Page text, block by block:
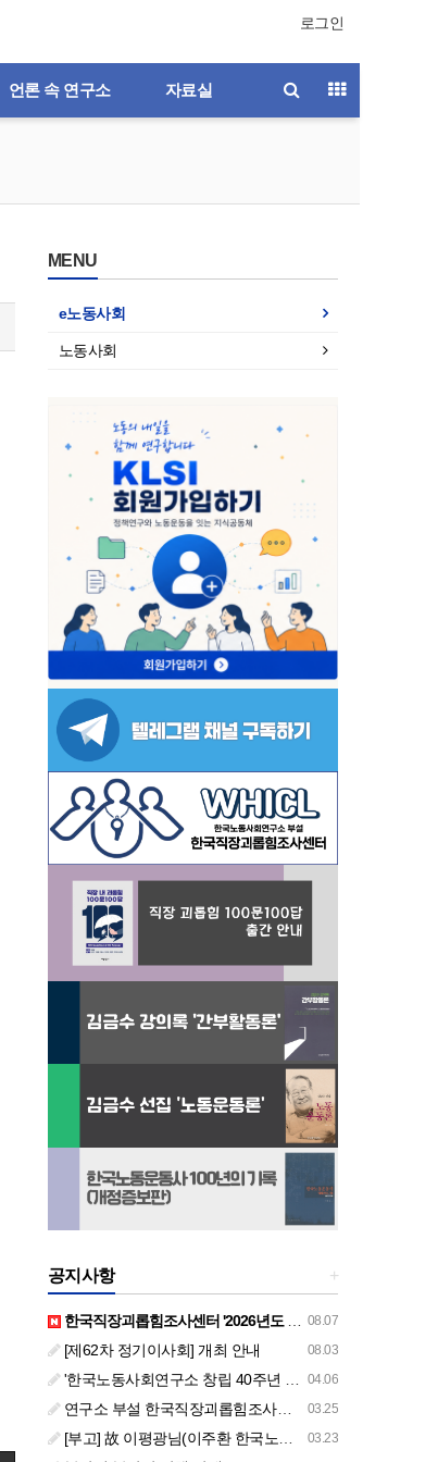
로그인
언론 속 연구소 자료실
MENU
e노동사회
노동사회
+
공지사항
08.07
한국직장괴롭힘조사센터 '2026년도 하반기 주요 사업 안내' (교육/컨설팅)
08.03
[제62차 정기이사회] 개최 안내
04.06
'한국노동사회연구소 창립 40주년 기념 행사 안내'
03.25
연구소 부설 한국직장괴롭힘조사센터 '2026년도 주요 사업 안내' (교육/컨설팅)
03.23
[부고] 故 이평광님(이주환 한국노동사회연구소 부소장 부친상)